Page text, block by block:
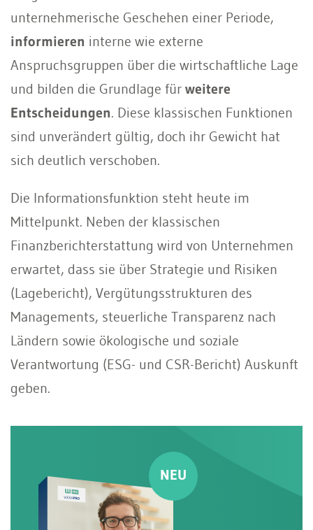
unternehmerische Geschehen einer Periode,
informieren interne wie externe
Anspruchsgruppen über die wirtschaftliche Lage
und bilden die Grundlage für weitere
Entscheidungen. Diese klassischen Funktionen
sind unverändert gültig, doch ihr Gewicht hat
sich deutlich verschoben.
Die Informationsfunktion steht heute im
Mittelpunkt. Neben der klassischen
Finanzberichterstattung wird von Unternehmen
erwartet, dass sie über Strategie und Risiken
(Lagebericht), Vergütungsstrukturen des
Managements, steuerliche Transparenz nach
Ländern sowie ökologische und soziale
Verantwortung (ESG- und CSR-Bericht) Auskunft
geben.